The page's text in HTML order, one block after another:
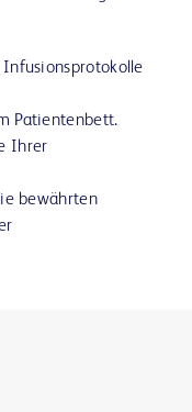
Patientenbett.
Ihrer
bewährten